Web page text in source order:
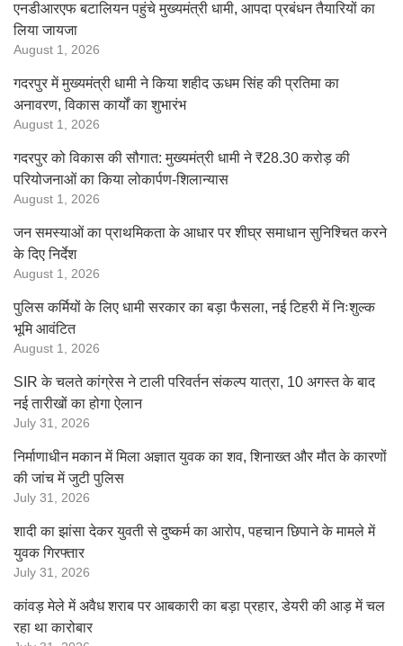
एनडीआरएफ बटालियन पहुंचे मुख्यमंत्री धामी, आपदा प्रबंधन तैयारियों का
लिया जायजा
August 1, 2026
गदरपुर में मुख्यमंत्री धामी ने किया शहीद ऊधम सिंह की प्रतिमा का
अनावरण, विकास कार्यों का शुभारंभ
August 1, 2026
गदरपुर को विकास की सौगात: मुख्यमंत्री धामी ने ₹28.30 करोड़ की
परियोजनाओं का किया लोकार्पण-शिलान्यास
August 1, 2026
जन समस्याओं का प्राथमिकता के आधार पर शीघ्र समाधान सुनिश्चित करने
के दिए निर्देश
August 1, 2026
पुलिस कर्मियों के लिए धामी सरकार का बड़ा फैसला, नई टिहरी में निःशुल्क
भूमि आवंटित
August 1, 2026
SIR के चलते कांग्रेस ने टाली परिवर्तन संकल्प यात्रा, 10 अगस्त के बाद
नई तारीखों का होगा ऐलान
July 31, 2026
निर्माणाधीन मकान में मिला अज्ञात युवक का शव, शिनाख्त और मौत के कारणों
की जांच में जुटी पुलिस
July 31, 2026
शादी का झांसा देकर युवती से दुष्कर्म का आरोप, पहचान छिपाने के मामले में
युवक गिरफ्तार
July 31, 2026
कांवड़ मेले में अवैध शराब पर आबकारी का बड़ा प्रहार, डेयरी की आड़ में चल
रहा था कारोबार